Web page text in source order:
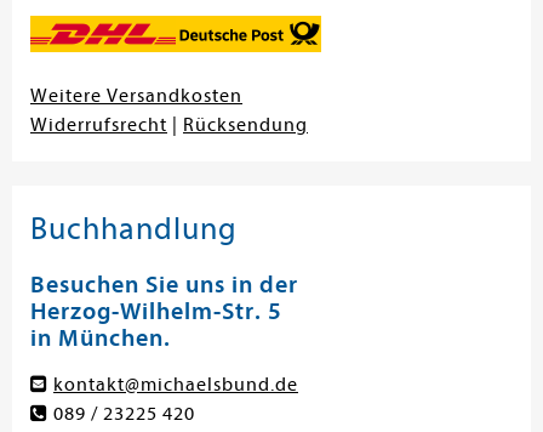
Weitere Versandkosten
Widerrufsrecht
Rücksendung
Buchhandlung
Besuchen Sie uns in der
Herzog-Wilhelm-Str. 5
in München.
kontakt@michaelsbund.de
089 / 23225 420